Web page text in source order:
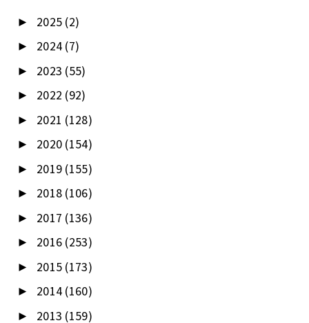
► 2025 (2)
► 2024 (7)
► 2023 (55)
► 2022 (92)
► 2021 (128)
► 2020 (154)
► 2019 (155)
► 2018 (106)
► 2017 (136)
► 2016 (253)
► 2015 (173)
► 2014 (160)
► 2013 (159)